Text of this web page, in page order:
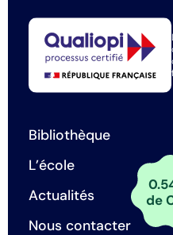
Bibliothèque
L’école
Actualités
Nous contacter
de